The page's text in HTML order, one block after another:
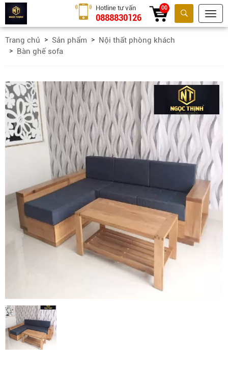
Tìm kiếm
Hotline tư vấn
0888830126
00
Trang chủ Sản phẩm
Nội thất phòng khách
Bàn ghế sofa